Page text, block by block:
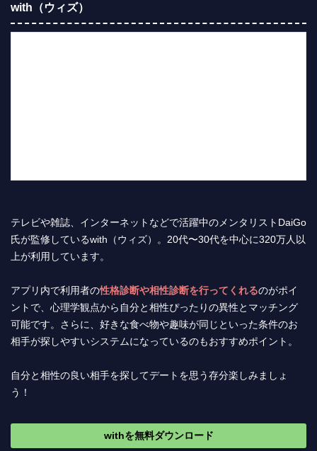
with（ウィズ）
テレビや雑誌、インターネットなどで活躍中のメンタリストDaiGo
氏が監修しているwith（ウィズ）。20代〜30代を中心に320万人以
上が利用しています。
アプリ内で利用者の性格診断や相性診断を行ってくれるのがポイ
ントで、心理学観点から自分と相性ぴったりの異性とマッチング
可能です。さらに、好きな食べ物や趣味が同じといった条件のお
相手が探しやすいシステムになっているのもおすすめポイント。
自分と相性の良い相手を探してデートを思う存分楽しみましょ
う！
withを無料ダウンロード